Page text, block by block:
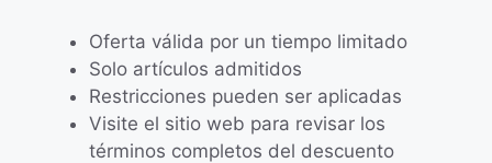
Oferta válida por un tiempo limitado
Solo artículos admitidos
Restricciones pueden ser aplicadas
Visite el sitio web para revisar los
términos completos del descuento